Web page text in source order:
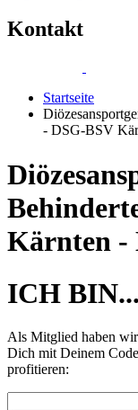
Kontakt
Startseite
- DSG-BSV
Kärnten -
ICH
Als Mitglied haben
Dich mit Deinem
profitieren: